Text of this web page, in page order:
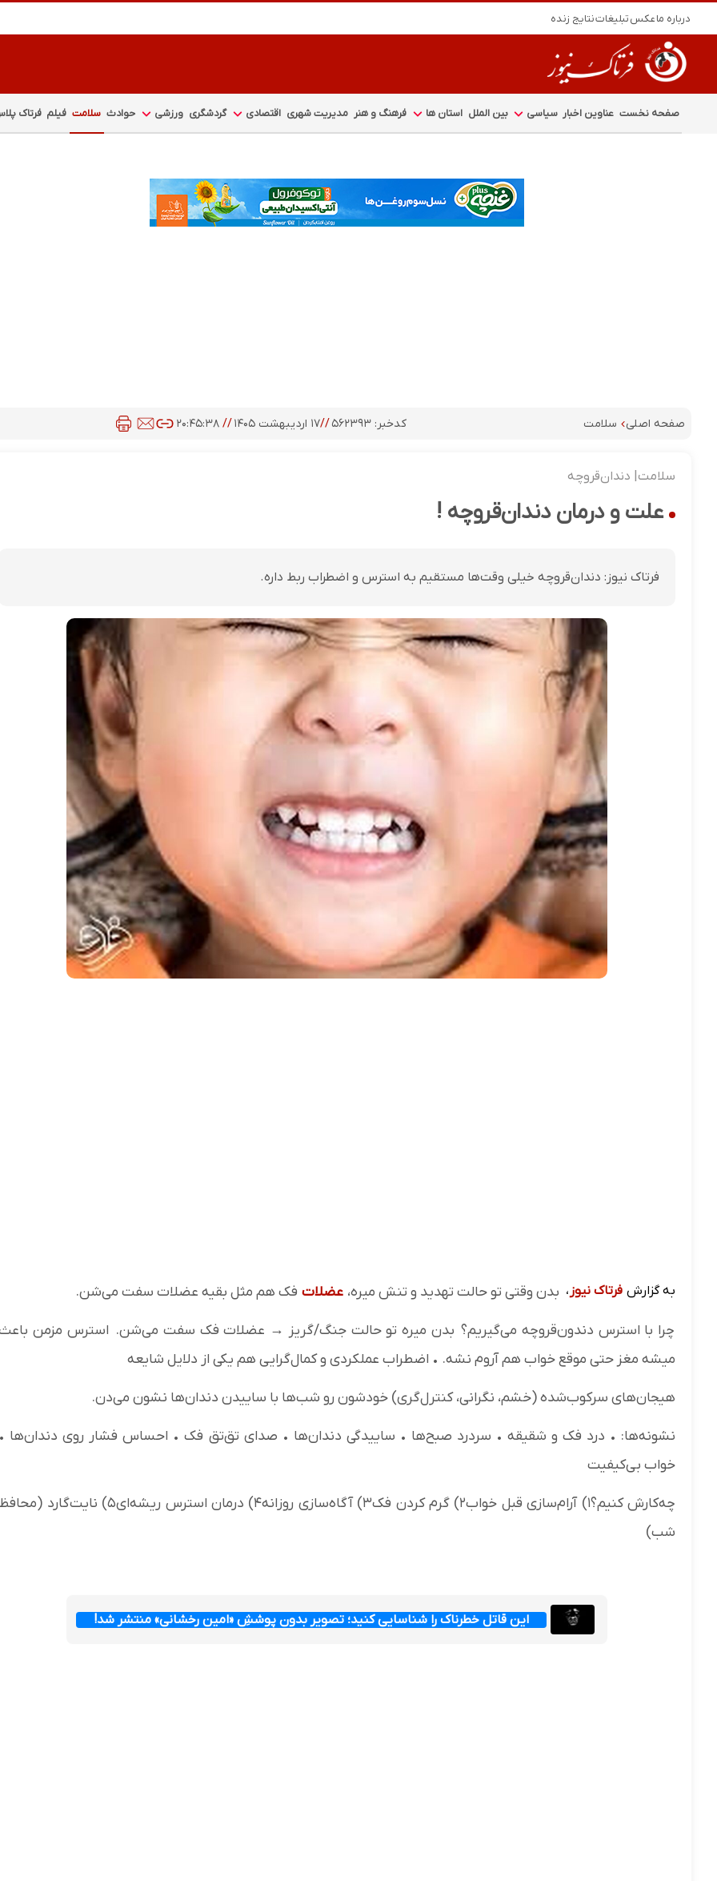
درباره ماعکستبلیغاتنتایج زنده
صفحه نخست عناوین اخبار سیاسی بین الملل استان ها فرهنگ و هنر مدیریت شهری اقتصادی گردشگری ورزشی حوادث سلامت فیلم فرتاک
صفحه اصلی سلامت کدخبر: ۵۶۲۳۹۳ //۱۷ اردیبهشت ۱۴۰۵ // ۲۰:۴۵:۳۸
سلامت| دندان‌قروچه
علت و درمان دندان‌قروچه !
فرتاک نیوز: دندان‌قروچه خیلی وقت‌ها مستقیم به استرس و اضطراب ربط داره.
به گزارش فرتاک نیوز ، بدن وقتی تو حالت تهدید و تنش میره، عضلات فک هم مثل بقیه عضلات سفت می‌شن.
چرا با استرس دندون‌قروچه می‌گیریم؟ بدن میره تو حالت جنگ/گریز → عضلات فک سفت می‌شن. استرس مزمن
میشه مغز حتی موقع خواب هم آروم نشه. • اضطراب عملکردی و کمال‌گرایی هم یکی از دلایل شایعه
هیجان‌های سرکوب‌شده (خشم، نگرانی، کنترل‌گری) خودشون رو شب‌ها با ساییدن دندان‌ها نشون می‌دن.
نشونه‌ها: • درد فک و شقیقه • سردرد صبح‌ها • ساییدگی دندان‌ها • صدای تق‌تق فک • احساس فشار روی دندان‌ها
خواب بی‌کیفیت
چه‌کارش کنیم؟۱) آرام‌سازی قبل خواب۲) گرم کردن فک۳) آگاه‌سازی روزانه۴) درمان استرس ریشه‌ای۵) نایت‌گارد
شب)
این قاتل خطرناک را شناسایی کنید؛ تصویر بدون پوششِ «امین رخشانی» منتشر شد!